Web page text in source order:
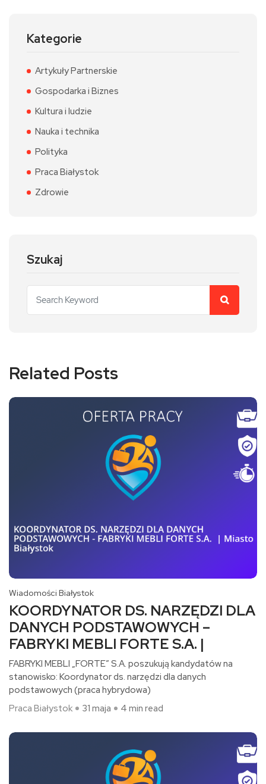
Kategorie
Artykuły Partnerskie
Gospodarka i Biznes
Kultura i ludzie
Nauka i technika
Polityka
Praca Białystok
Zdrowie
Szukaj
Related Posts
Wiadomości Białystok
KOORDYNATOR DS. NARZĘDZI DLA
DANYCH PODSTAWOWYCH –
FABRYKI MEBLI FORTE S.A. |
FABRYKI MEBLI „FORTE” S.A. poszukują kandydatów na
stanowisko: Koordynator ds. narzędzi dla danych
podstawowych (praca hybrydowa)​
Praca Białystok
31 maja 4 min read